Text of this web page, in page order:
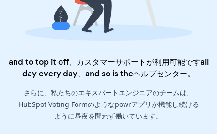
and to top it off、カスタマーサポートが利用可能ですall
day every day、and so is theヘルプセンター。
さらに、私たちのエキスパートエンジニアのチームは、
HubSpot Voting Formのようなpowrアプリが機能し続ける
ように昼夜を問わず働いています。